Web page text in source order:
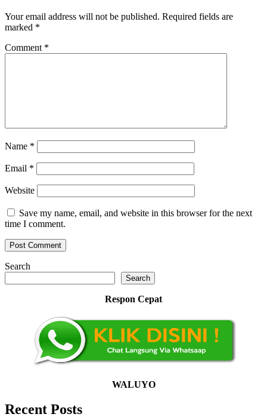
Your email address will not be published. Required fields are
marked *
Comment *
Name *
Email *
Website
Save my name, email, and website in this browser for the next
time I comment.
Search
Search
Respon Cepat
WALUYO
Recent Posts